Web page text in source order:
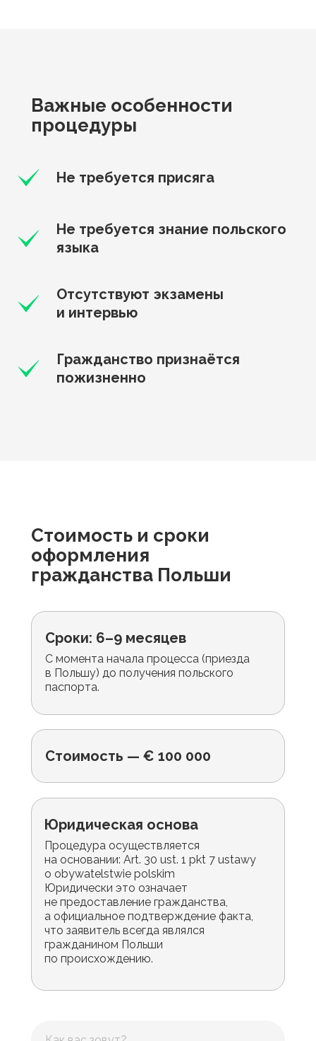
Важные особенности
процедуры
Не требуется присяга
Не требуется знание польского
языка
Отсутствуют экзамены
и интервью
Гражданство признаётся
пожизненно
Стоимость и сроки
оформления
гражданства Польши
Сроки: 6–9 месяцев
Стоимость — € 100 000
С момента начала процесса (приезда
в Польшу) до получения польского
паспорта.
Юридическая основа
Процедура осуществляется
на основании: Art. 30 ust. 1 pkt 7 ustawy
o obywatelstwie polskim
Юридически это означает
не предоставление гражданства,
а официальное подтверждение факта,
что заявитель всегда являлся
гражданином Польши
по происхождению.